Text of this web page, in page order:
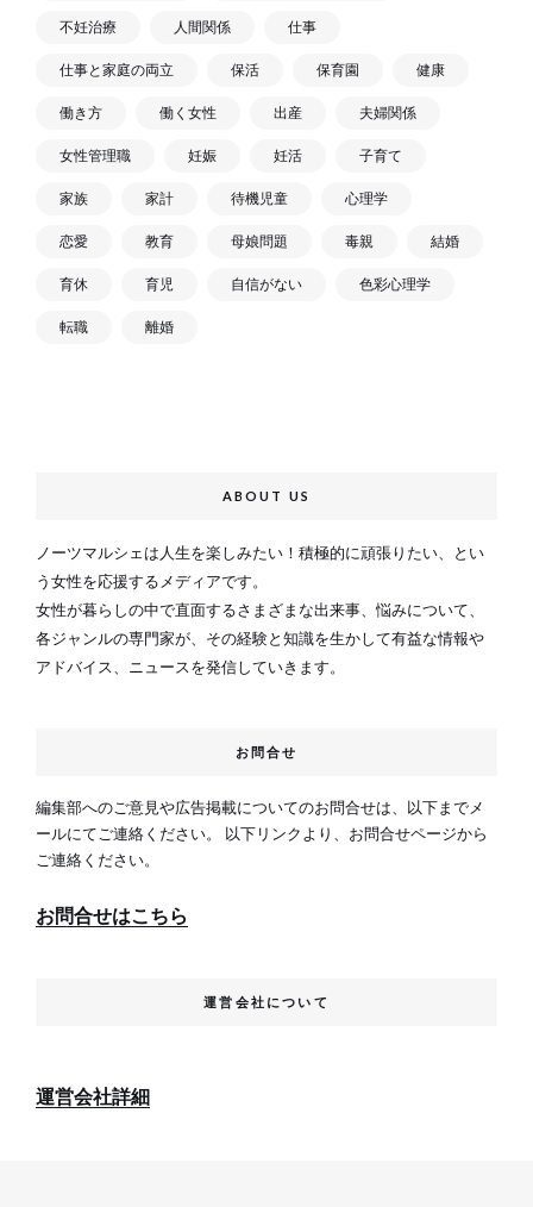
不妊治療 人間関係 仕事
仕事と家庭の両立 保活 保育園 健康
働き方 働く女性 出産 夫婦関係
女性管理職 妊娠 妊活 子育て
家族 家計 待機児童 心理学
恋愛 教育 母娘問題 毒親 結婚
育休 育児 自信がない 色彩心理学
転職 離婚
ABOUT US
ノーツマルシェは人生を楽しみたい！積極的に頑張りたい、とい
う女性を応援するメディアです。
女性が暮らしの中で直面するさまざまな出来事、悩みについて、
各ジャンルの専門家が、その経験と知識を生かして有益な情報や
アドバイス、ニュースを発信していきます。
お問合せ
編集部へのご意見や広告掲載についてのお問合せは、以下までメ
ールにてご連絡ください。 以下リンクより、お問合せページから
ご連絡ください。
お問合せはこちら
運営会社について
運営会社詳細